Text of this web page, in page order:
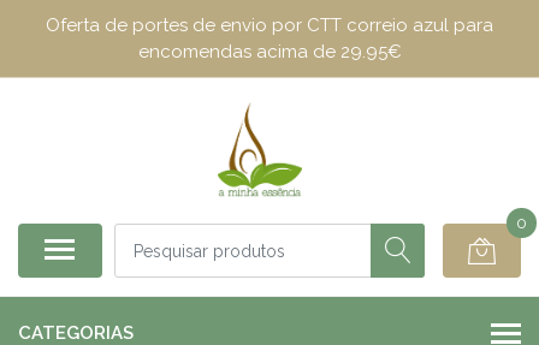
Oferta de portes de envio por CTT correio azul para
encomendas acima de 29.95€
0
CATEGORIAS